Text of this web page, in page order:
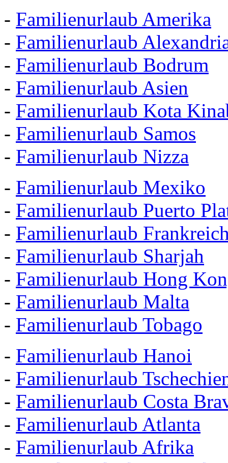
- Familienurlaub Amerika
- Familienurlaub
- Familienurlaub Bodrum
- Familienurlaub Asien
- Familienurlaub Kota
- Familienurlaub Samos
- Familienurlaub Nizza
- Familienurlaub Mexiko
- Familienurlaub Puerto
- Familienurlaub
- Familienurlaub Sharjah
- Familienurlaub Hong
- Familienurlaub Malta
- Familienurlaub Tobago
- Familienurlaub Hanoi
- Familienurlaub
- Familienurlaub Costa
- Familienurlaub Atlanta
- Familienurlaub Afrika